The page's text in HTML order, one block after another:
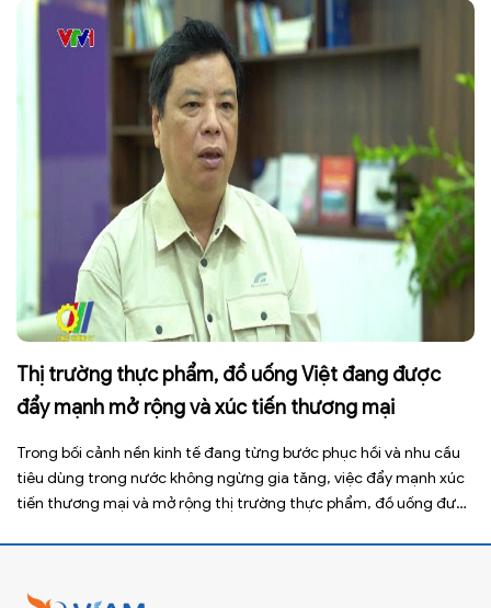
Thị trường thực phẩm, đồ uống Việt đang được
đẩy mạnh mở rộng và xúc tiến thương mại
Trong bối cảnh nền kinh tế đang từng bước phục hồi và nhu cầu
tiêu dùng trong nước không ngừng gia tăng, việc đẩy mạnh xúc
tiến thương mại và mở rộng thị trường thực phẩm, đồ uống được